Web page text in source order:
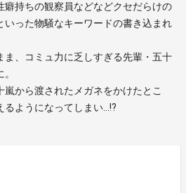
癖持ちの観察員などなどクセだらけの
いった物騒なキーワードの書き込まれ
ま、コミュ力に乏しすぎる先輩・五十
から渡されたメガネをかけたとこ
るようになってしまい…!?